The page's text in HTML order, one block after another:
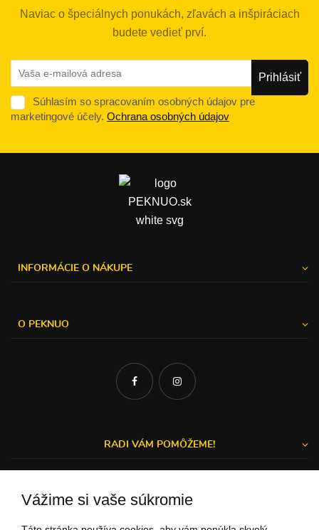
Naviac o špeciálnych ponukách, zľavách a inšpiráciach
budete vedieť prví.
Súhlasím so spracovaním osobných údajov pre
marketingové účely. Ochrana osobných údajov
INFORMÁCIE O NÁKUPE
O PEKNUO
RADI VÁM POMÔŽEME!
Vážime si vaše súkromie